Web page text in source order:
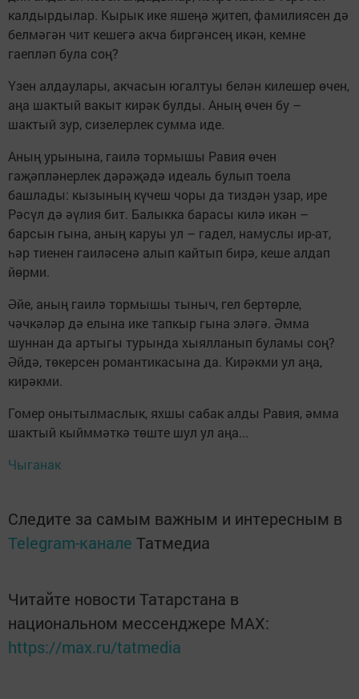
калдырдылар. Кырык ике яшеңә җитеп, фамилиясен дә
белмәгән чит кешегә акча биргәнсең икән, кемне
гаепләп була соң?
Үзен алдаулары, акчасын югалтуы белән килешер өчен,
аңа шактый вакыт кирәк булды. Аның өчен бу –
шактый зур, сизелерлек сумма иде.
Аның урынына, гаилә тормышы Равия өчен
гаҗәпләнерлек дәрәҗәдә идеаль булып тоела
башлады: кызының күчеш чоры да тиздән узар, ире
Рәсүл дә әүлия бит. Балыкка барасы килә икән –
барсын гына, аның каруы ул – гадел, намуслы ир-ат,
һәр тиенен гаиләсенә алып кайтып бирә, кеше алдап
йөрми.
Әйе, аның гаилә тормышы тыныч, гел бертөрле,
чәчкәләр дә елына ике тапкыр гына эләгә. Әмма
шуннан да артыгы турында хыялланып буламы соң?
Әйдә, төкерсен романтикасына да. Кирәкми ул аңа,
кирәкми.
Гомер онытылмаслык, яхшы сабак алды Равия, әмма
шактый кыйммәткә төште шул ул аңа...
Чыганак
Следите за самым важным и интересным в
Telegram-канале Татмедиа
Читайте новости Татарстана в
национальном мессенджере MАХ:
https://max.ru/tatmedia